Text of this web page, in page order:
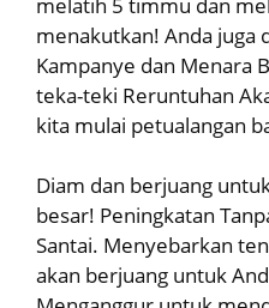
menakutkan! Anda juga
Kampanye dan Menara
teka-teki Reruntuhan
kita mulai petualangan
Diam dan berjuang
besar! Peningkatan
Santai. Menyebarkan
akan berjuang untuk